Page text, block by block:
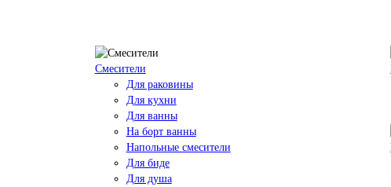
Смесители
Для раковины
Для кухни
Для ванны
На борт ванны
Напольные смесители
Для биде
Для душа